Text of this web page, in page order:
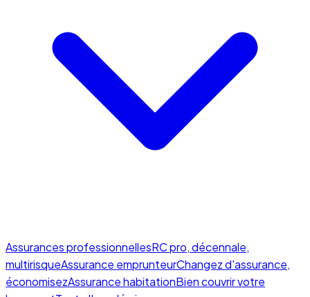
Assurances professionnellesRC pro, décennale,
multirisqueAssurance emprunteurChangez d'assurance,
économisezAssurance habitationBien couvrir votre